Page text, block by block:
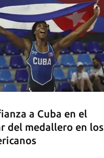
a Cuba en el
del medallero en los